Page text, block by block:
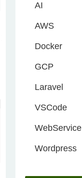
AI
AWS
Docker
GCP
Laravel
VSCode
WebService
Wordpress